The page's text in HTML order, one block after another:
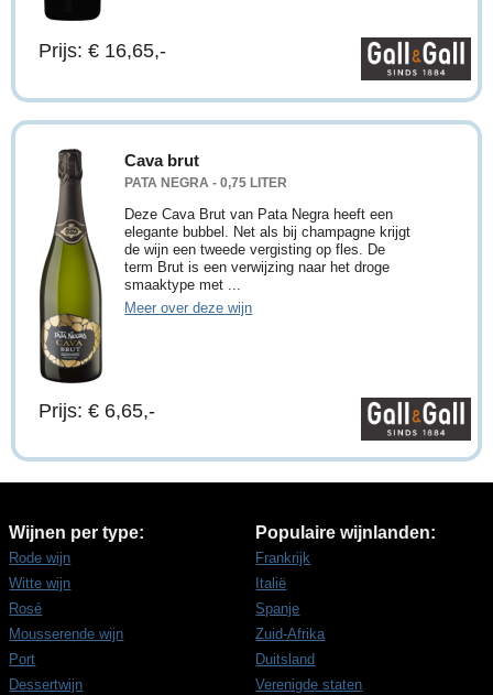
Prijs: € 16,65,-
Cava brut
PATA NEGRA - 0,75 LITER
Deze Cava Brut van Pata Negra heeft een
elegante bubbel. Net als bij champagne krijgt
de wijn een tweede vergisting op fles. De
term Brut is een verwijzing naar het droge
smaaktype met ...
Meer over deze wijn
Prijs: € 6,65,-
Wijnen per type:
Rode wijn
Witte wijn
Rosé
Mousserende wijn
Port
Dessertwijn
Populaire wijnlanden:
Frankrijk
Italië
Spanje
Zuid-Afrika
Duitsland
Verenigde staten